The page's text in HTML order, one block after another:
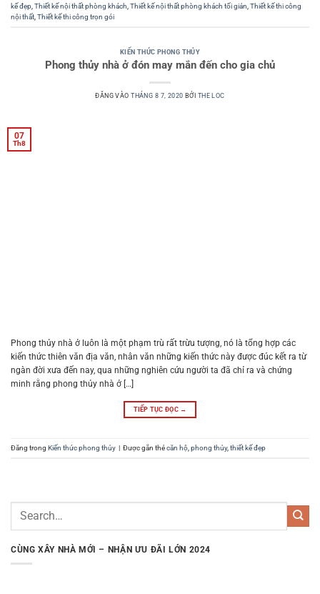
kế đẹp Thiết kế nội thất phòng khách Thiết kế nội thất phòng khách tối giản Thiết kế thi công
nội thất Thiết kế thi công trọn gói
KIẾN THỨC PHONG THỦY
Phong thủy nhà ở đón may mắn đến cho gia chủ
ĐĂNG VÀOTHÁNG 8 7, 2020 BỞI THE LOC
07
Th8
Phong thủy nhà ở luôn là một phạm trù rất trừu tượng, nó là tổng hợp các
kiến thức thiên văn địa văn, nhân văn những kiến thức này được đúc kết ra từ
ngàn đời xưa đến nay, qua những nghiên cứu người ta đã chỉ ra và chứng
minh rằng phong thủy nhà ở […]
TIẾP TỤC ĐỌC →
Đăng trong Kiến thức phong thủy | Được gắn thẻcăn hộ phong thủy, thiết kế đẹp
CÙNG XÂY NHÀ MỚI – NHẬN ƯU ĐÃI LỚN 2024